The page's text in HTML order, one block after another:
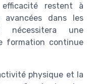
restent à
avancées dans les
nécessitera une
formation continue
physique et la